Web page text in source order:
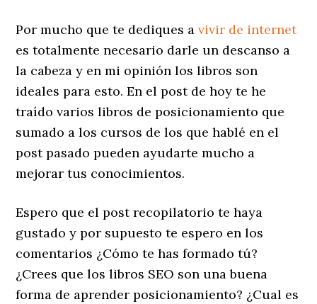
Por mucho que te dediques avivir de internet
es totalmente necesario darle un descanso a
la cabeza y en mi opinión los libros son
ideales para esto. En el post de hoy te he
traído varios libros de posicionamiento que
sumado a los cursos de los que hablé en el
post pasado pueden ayudarte mucho a
mejorar tus conocimientos.
Espero que el post recopilatorio te haya
gustado y por supuesto te espero en los
comentarios ¿Cómo te has formado tú?
¿Crees que los libros SEO son una buena
forma de aprender posicionamiento? ¿Cual es